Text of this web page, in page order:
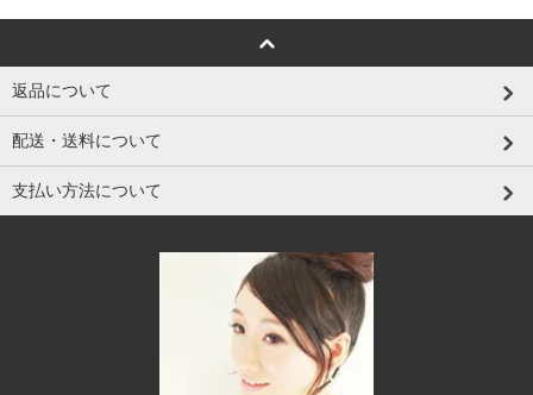
返品について
配送・送料について
支払い方法について